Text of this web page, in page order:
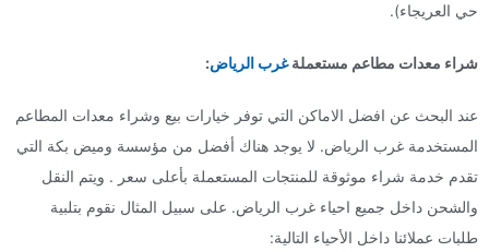
حي العريجاء).
شراء معدات مطاعم مستعملةغرب الرياض:
عند البحث عن افضل الاماكن التي توفر خيارات بيع وشراء معدات المطاعم
المستخدمة غرب الرياض. لا يوجد هناك أفضل من مؤسسة وميض بكة التي
تقدم خدمة شراء موثوقة للمنتجات المستعملة بأعلى سعر . ويتم النقل
والشحن داخل جميع احياء غرب الرياض. على سبيل المثال نقوم بتلبية
طلبات عملائنا داخل الأحياء التالية: